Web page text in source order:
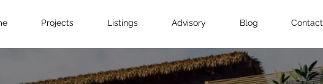
Projects Listings Advisory Blog Contact